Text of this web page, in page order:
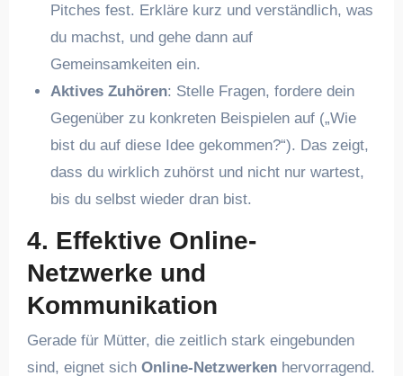
Pitches fest. Erkläre kurz und verständlich, was
du machst, und gehe dann auf
Gemeinsamkeiten ein.
Aktives Zuhören: Stelle Fragen, fordere dein
Gegenüber zu konkreten Beispielen auf („Wie
bist du auf diese Idee gekommen?“). Das zeigt,
dass du wirklich zuhörst und nicht nur wartest,
bis du selbst wieder dran bist.
4. Effektive Online-
Netzwerke und
Kommunikation
Gerade für Mütter, die zeitlich stark eingebunden
sind, eignet sich Online-Netzwerkenhervorragend.